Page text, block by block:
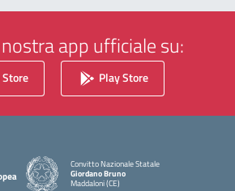
app ufficiale su:
Play Store
Convitto Nazionale Statale
Giordano Bruno
Maddaloni (CE)